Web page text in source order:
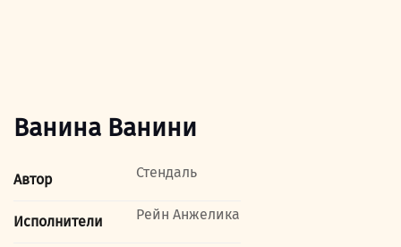
Ванина Ванини
Автор Стендаль
Исполнители Рейн Анжелика